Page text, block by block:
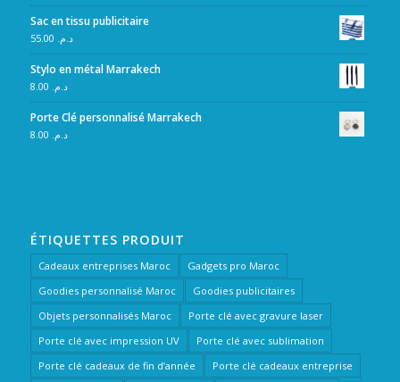
Sac en tissu publicitaire
د.م.
Stylo en métal Marrakech
د.م.
Porte Clé personnalisé Marrakech
د.م.
ÉTIQUETTES PRODUIT
Cadeaux entreprises Maroc
Gadgets pro Maroc
Goodies personnalisé Maroc
Goodies publicitaires
Objets personnalisés Maroc
Porte clé avec gravure laser
Porte clé avec impression UV
Porte clé avec sublimation
Porte clé cadeaux de fin d’année
Porte clé cadeaux entreprise